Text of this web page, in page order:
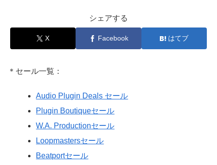
シェアする
X Facebook はてブ
＊セール一覧：
Audio Plugin Deals セール
Plugin Boutiqueセール
W.A. Productionセール
Loopmastersセール
Beatportセール